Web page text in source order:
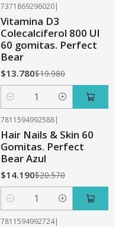
7371869296020|
Vitamina D3
Colecalciferol 800 UI
60 gomitas. Perfect
Bear
$13.780$19.980
Cantidad
7811594992588|
Hair Nails & Skin 60
Gomitas. Perfect
Bear Azul
$14.190$20.570
Cantidad
7811594992724|